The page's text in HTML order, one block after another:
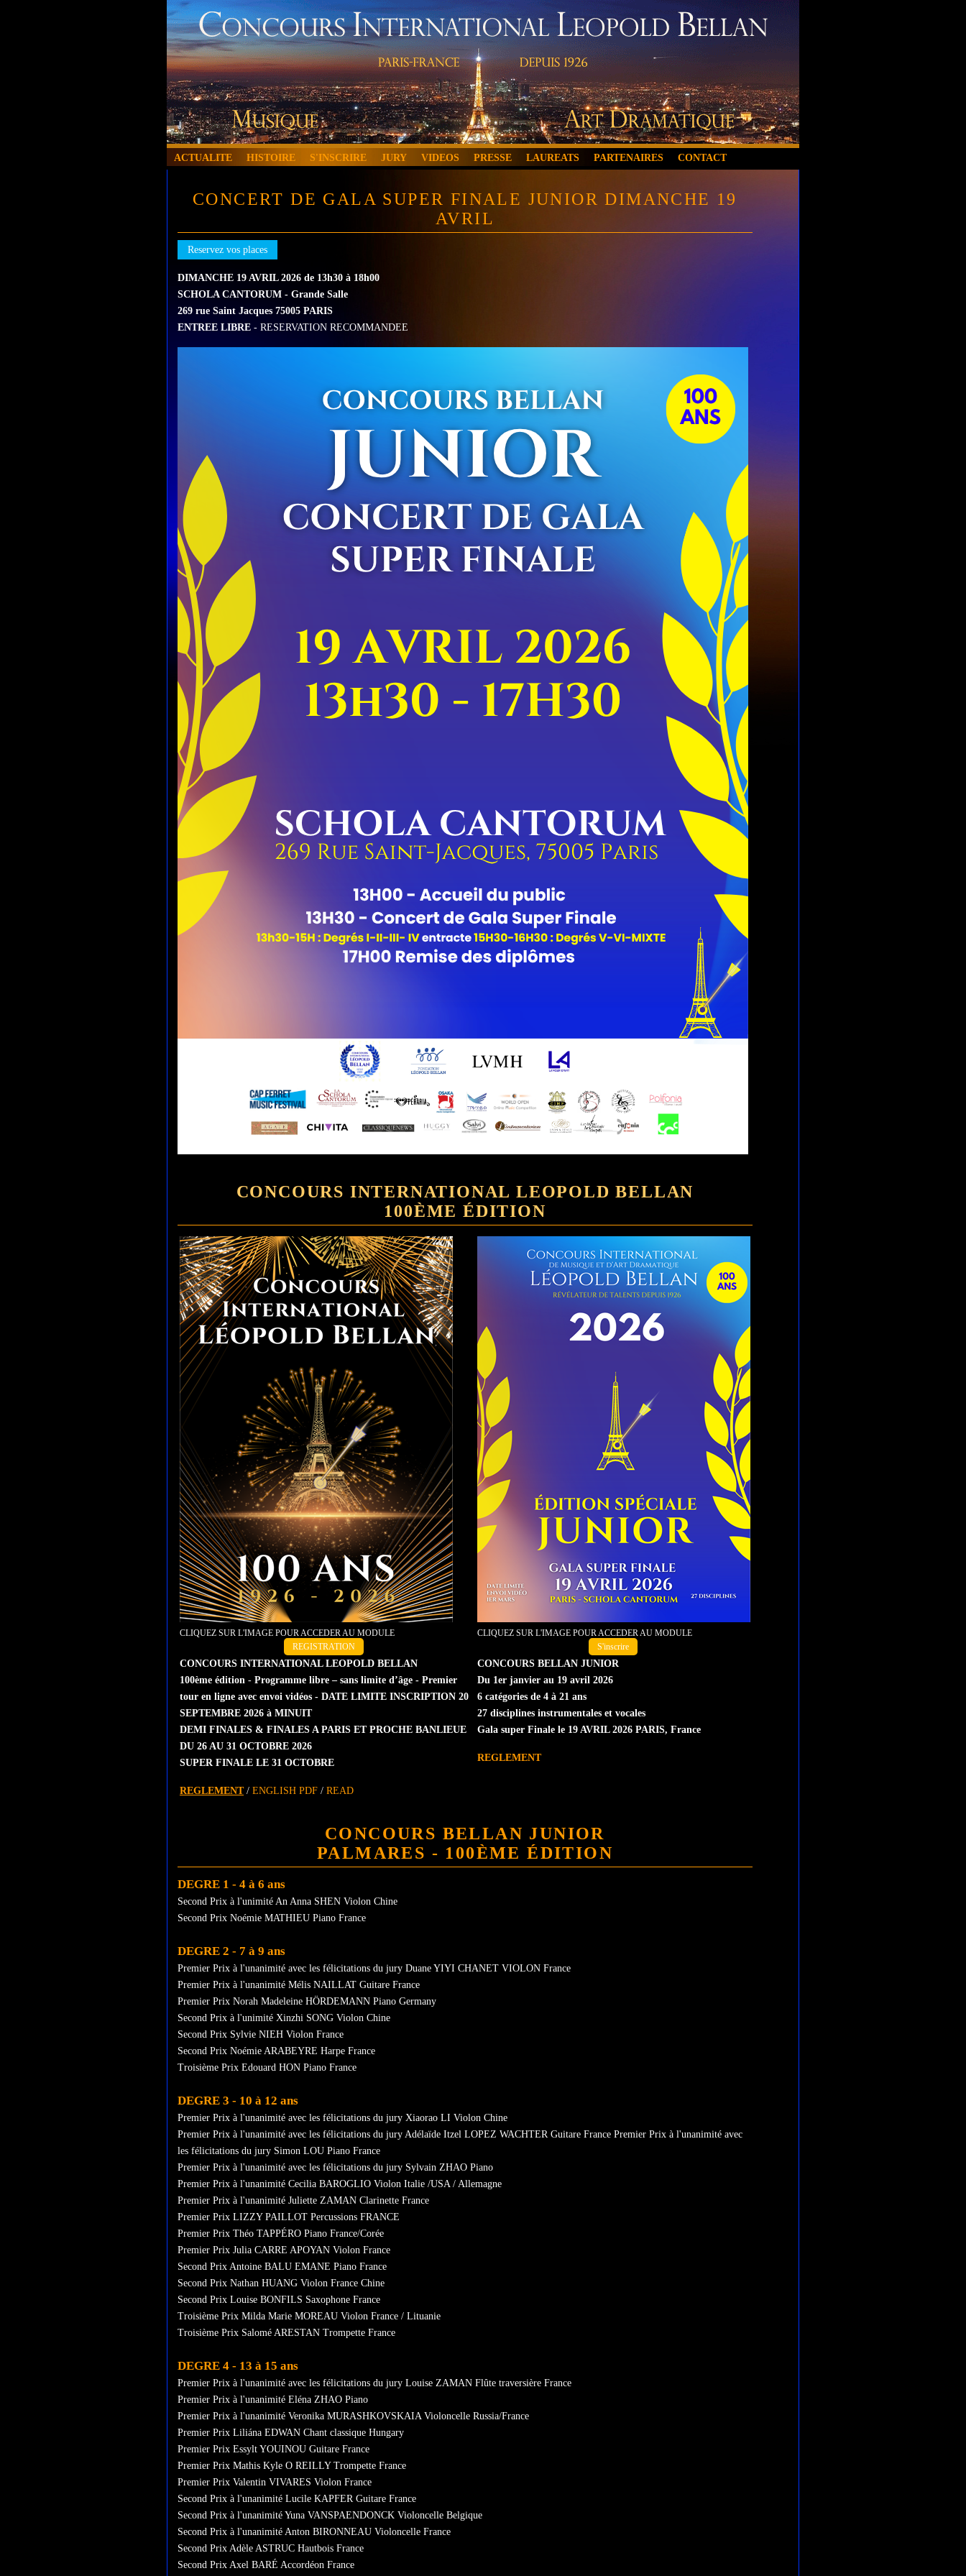
ACTUALITE HISTOIRE S'INSCRIRE JURY VIDEOS PRESSE LAUREATS PARTENAIRES CONTACT
CONCERT DE GALA SUPER FINALE JUNIOR DIMANCHE 19
AVRIL
Reservez vos places
DIMANCHE 19 AVRIL 2026 de 13h30 à 18h00
SCHOLA CANTORUM - Grande Salle
269 rue Saint Jacques 75005 PARIS
ENTREE LIBRE - RESERVATION RECOMMANDEE
CONCOURS INTERNATIONAL LEOPOLD BELLAN
100ÈME ÉDITION
CLIQUEZ SUR L'IMAGE POUR ACCEDER AU MODULE
CLIQUEZ SUR L'IMAGE POUR ACCEDER AU MODULE
REGISTRATION
S'inscrire
CONCOURS INTERNATIONAL LEOPOLD BELLAN
100ème édition - Programme libre – sans limite d’âge - Premier
tour en ligne avec envoi vidéos - DATE LIMITE INSCRIPTION 20
SEPTEMBRE 2026 à MINUIT
DEMI FINALES & FINALES A PARIS ET PROCHE BANLIEUE
DU 26 AU 31 OCTOBRE 2026
SUPER FINALE LE 31 OCTOBRE
REGLEMENT/ ENGLISH PDF / READ
CONCOURS BELLAN JUNIOR
Du 1er janvier au 19 avril 2026
6 catégories de 4 à 21 ans
27 disciplines instrumentales et vocales
Gala super Finale le 19 AVRIL 2026 PARIS, France
REGLEMENT
CONCOURS BELLAN JUNIOR
PALMARES - 100ÈME ÉDITION
DEGRE 1 - 4 à 6 ans
Second Prix à l'unimité An Anna SHEN Violon Chine
Second Prix Noémie MATHIEU Piano France
DEGRE 2 - 7 à 9 ans
Premier Prix à l'unanimité avec les félicitations du jury Duane YIYI CHANET VIOLON France
Premier Prix à l'unanimité Mélis NAILLAT Guitare France
Premier Prix Norah Madeleine HÖRDEMANN Piano Germany
Second Prix à l'unimité Xinzhi SONG Violon Chine
Second Prix Sylvie NIEH Violon France
Second Prix Noémie ARABEYRE Harpe France
Troisième Prix Edouard HON Piano France
DEGRE 3 - 10 à 12 ans
Premier Prix à l'unanimité avec les félicitations du jury Xiaorao LI Violon Chine
Premier Prix à l'unanimité avec les félicitations du jury Adélaïde Itzel LOPEZ WACHTER Guitare France Premier Prix à l'unanimité avec
les félicitations du jury Simon LOU Piano France
Premier Prix à l'unanimité avec les félicitations du jury Sylvain ZHAO Piano
Premier Prix à l'unanimité Cecilia BAROGLIO Violon Italie /USA / Allemagne
Premier Prix à l'unanimité Juliette ZAMAN Clarinette France
Premier Prix LIZZY PAILLOT Percussions FRANCE
Premier Prix Théo TAPPÉRO Piano France/Corée
Premier Prix Julia CARRE APOYAN Violon France
Second Prix Antoine BALU EMANE Piano France
Second Prix Nathan HUANG Violon France Chine
Second Prix Louise BONFILS Saxophone France
Troisième Prix Milda Marie MOREAU Violon France / Lituanie
Troisième Prix Salomé ARESTAN Trompette France
DEGRE 4 - 13 à 15 ans
Premier Prix à l'unanimité avec les félicitations du jury Louise ZAMAN Flûte traversière France
Premier Prix à l'unanimité Eléna ZHAO Piano
Premier Prix à l'unanimité Veronika MURASHKOVSKAIA Violoncelle Russia/France
Premier Prix Liliána EDWAN Chant classique Hungary
Premier Prix Essylt YOUINOU Guitare France
Premier Prix Mathis Kyle O REILLY Trompette France
Premier Prix Valentin VIVARES Violon France
Second Prix à l'unanimité Lucile KAPFER Guitare France
Second Prix à l'unanimité Yuna VANSPAENDONCK Violoncelle Belgique
Second Prix à l'unanimité Anton BIRONNEAU Violoncelle France
Second Prix Adèle ASTRUC Hautbois France
Second Prix Axel BARÉ Accordéon France